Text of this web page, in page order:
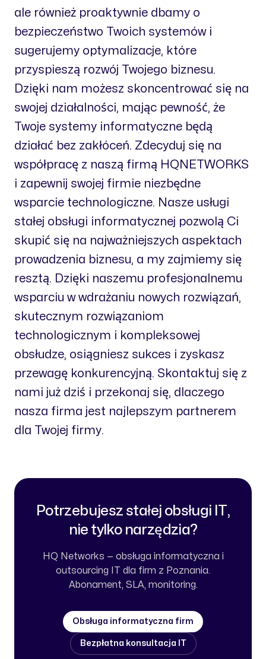
ale również proaktywnie dbamy o
bezpieczeństwo Twoich systemów i
sugerujemy optymalizacje, które
przyspieszą rozwój Twojego biznesu.
Dzięki nam możesz skoncentrować się na
swojej działalności, mając pewność, że
Twoje systemy informatyczne będą
działać bez zakłóceń. Zdecyduj się na
współpracę z naszą firmą HQNETWORKS
i zapewnij swojej firmie niezbędne
wsparcie technologiczne. Nasze usługi
stałej obsługi informatycznej pozwolą Ci
skupić się na najważniejszych aspektach
prowadzenia biznesu, a my zajmiemy się
resztą. Dzięki naszemu profesjonalnemu
wsparciu w wdrażaniu nowych rozwiązań,
skutecznym rozwiązaniom
technologicznym i kompleksowej
obsłudze, osiągniesz sukces i zyskasz
przewagę konkurencyjną. Skontaktuj się z
nami już dziś i przekonaj się, dlaczego
nasza firma jest najlepszym partnerem
dla Twojej firmy.
Potrzebujesz stałej obsługi IT,
nie tylko narzędzia?
HQ Networks — obsługa informatyczna i
outsourcing IT dla firm z Poznania.
Abonament, SLA, monitoring.
Obsługa informatyczna firm
Bezpłatna konsultacja IT